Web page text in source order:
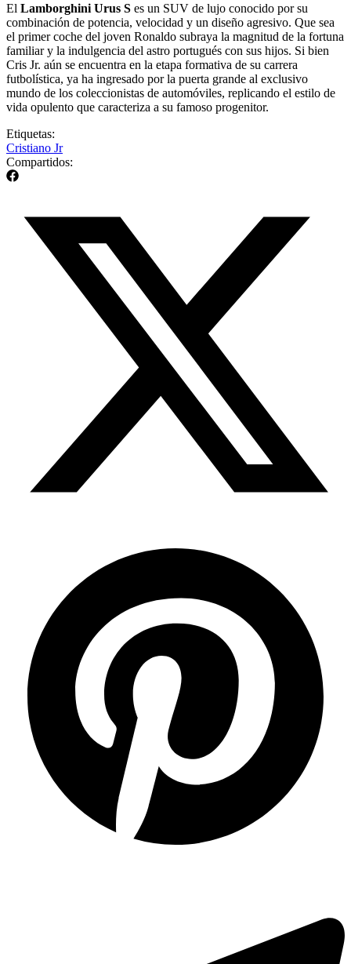
El Lamborghini Urus S es un SUV de lujo conocido por su
combinación de potencia, velocidad y un diseño agresivo. Que sea
el primer coche del joven Ronaldo subraya la magnitud de la fortuna
familiar y la indulgencia del astro portugués con sus hijos. Si bien
Cris Jr. aún se encuentra en la etapa formativa de su carrera
futbolística, ya ha ingresado por la puerta grande al exclusivo
mundo de los coleccionistas de automóviles, replicando el estilo de
vida opulento que caracteriza a su famoso progenitor.
Etiquetas:
Cristiano Jr
Compartidos: